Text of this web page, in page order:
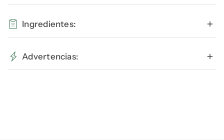
Ingredientes:
Agua, gel de aloe barbadensis (aloe vera), pvp, alcohol
etílico, goma de celulosa, glicerina, pantenol (vitamina
Advertencias: